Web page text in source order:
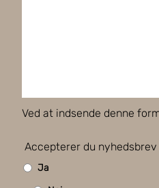
Ved at indsende denne
Accepterer du nyhedsbrev
Ja